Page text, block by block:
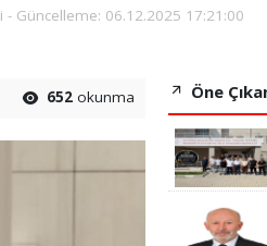
- Güncelleme: 06.12.2025 17:21:00
652 okunma Öne